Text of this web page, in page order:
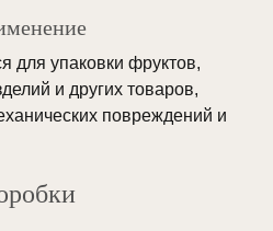
для упаковки фруктов,
и других товаров,
повреждений и